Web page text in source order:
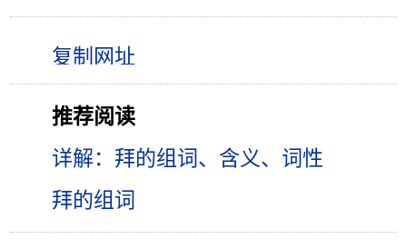
推荐阅读
详解：拜的组词、含义、词性
拜的组词